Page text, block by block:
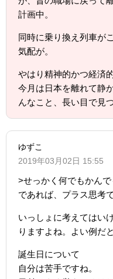
計画中。
同時に乗り換え列車が
気配が。
やはり精神的かつ経済
今月は日本を離れて静
んなこと、長い目で見
ゆずこ
2019年03月02日 15:55
>せっかく何でもかん
であれば、プラス思考
いっしょに考えてはい
りますよね。よい例だ
誕生日について
自分は苦手ですね。